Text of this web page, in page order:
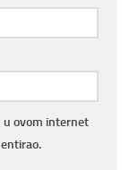
ovom internet